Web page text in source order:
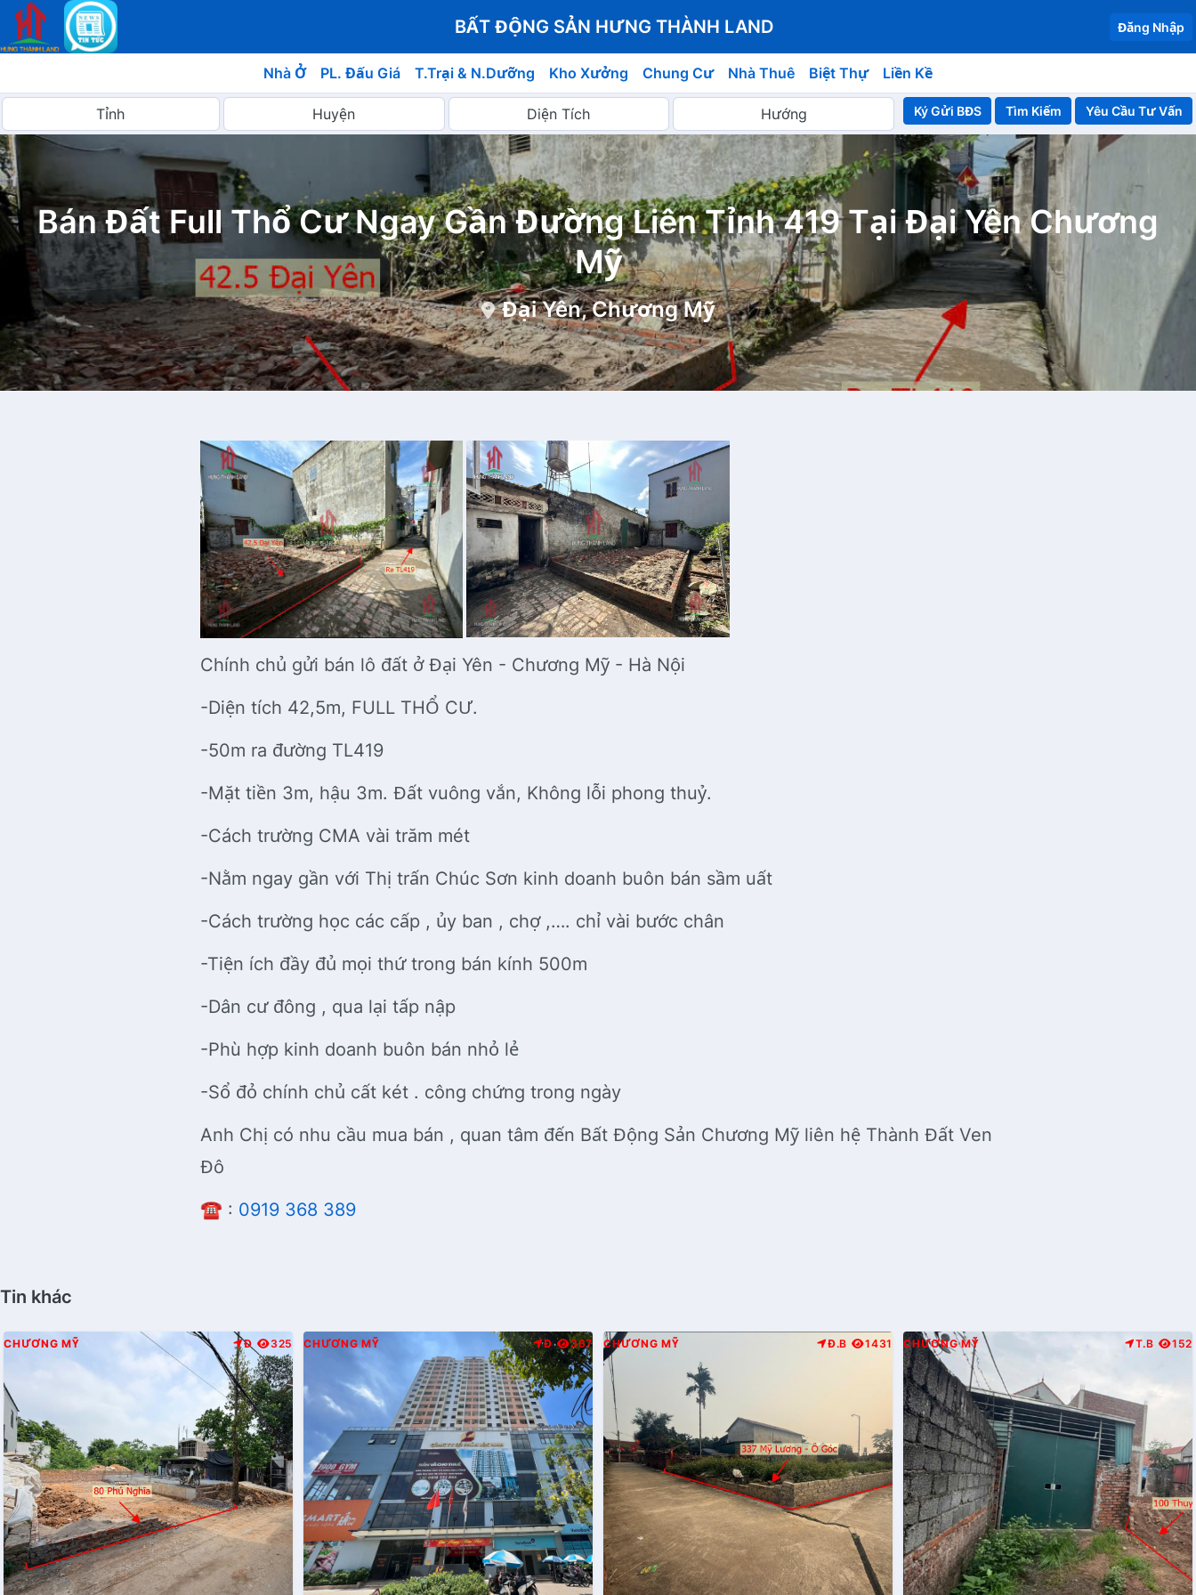
BẤT ĐỘNG SẢN HƯNG THÀNH LAND Đăng Nhập
Nhà Ở PL. Đấu Giá T.Trại & N.Dưỡng Kho Xưởng Chung Cư Nhà Thuê Biệt Thự Liền Kề
Ký Gửi BĐS Yêu Cầu Tư Vấn
Bán Đất Full Thổ Cư Ngay Gần Đường Liên Tỉnh 419 Tại Đại Yên Chương
Mỹ
Đại Yên, Chương Mỹ
Chính chủ gửi bán lô đất ở Đại Yên - Chương Mỹ - Hà Nội
-Diện tích 42,5m, FULL THỔ CƯ.
-50m ra đường TL419
-Mặt tiền 3m, hậu 3m. Đất vuông vắn, Không lỗi phong thuỷ.
-Cách trường CMA vài trăm mét
-Nằm ngay gần với Thị trấn Chúc Sơn kinh doanh buôn bán sầm uất
-Cách trường học các cấp , ủy ban , chợ ,…. chỉ vài bước chân
-Tiện ích đầy đủ mọi thứ trong bán kính 500m
-Dân cư đông , qua lại tấp nập
-Phù hợp kinh doanh buôn bán nhỏ lẻ
-Sổ đỏ chính chủ cất két . công chứng trong ngày
Anh Chị có nhu cầu mua bán , quan tâm đến Bất Động Sản Chương Mỹ liên hệ Thành Đất Ven
Đô
☎️ : 0919 368 389
Tin khác
CHƯƠNG MỸ Đ 325 CHƯƠNG MỸ Đ 367 CHƯƠNG MỸ Đ.B 1431 CHƯƠNG MỸ T.B 152